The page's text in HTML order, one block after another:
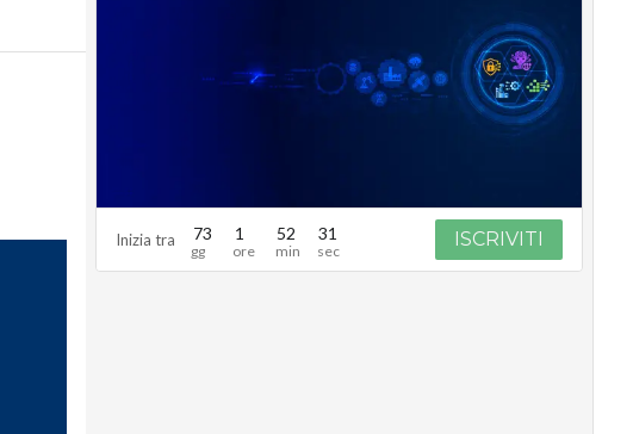
Inizia tra 73 1 52 30 ISCRIVITI